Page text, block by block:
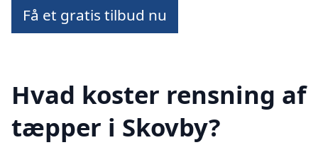
Få et gratis tilbud nu
Hvad koster rensning af
tæpper i Skovby?